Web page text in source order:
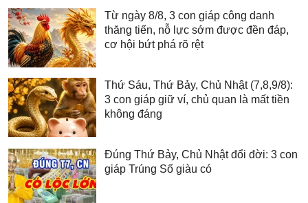
Từ ngày 8/8, 3 con giáp công danh
thăng tiến, nỗ lực sớm được đền đáp,
cơ hội bứt phá rõ rệt
Thứ Sáu, Thứ Bảy, Chủ Nhật (7,8,9/8):
3 con giáp giữ ví, chủ quan là mất tiền
không đáng
Đúng Thứ Bảy, Chủ Nhật đổi đời: 3 con
giáp Trúng Số giàu có